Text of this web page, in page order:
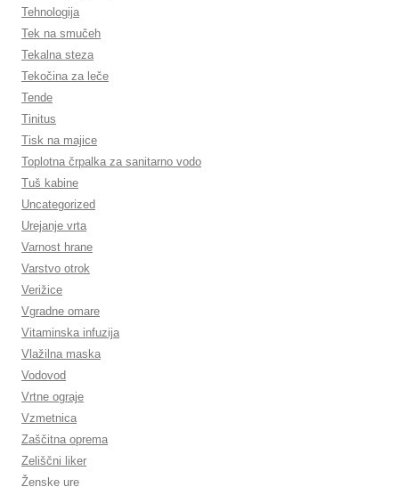
Tehnologija
Tek na smučeh
Tekalna steza
Tekočina za leče
Tende
Tinitus
Tisk na majice
Toplotna črpalka za sanitarno vodo
Tuš kabine
Uncategorized
Urejanje vrta
Varnost hrane
Varstvo otrok
Verižice
Vgradne omare
Vitaminska infuzija
Vlažilna maska
Vodovod
Vrtne ograje
Vzmetnica
Zaščitna oprema
Zeliščni liker
Ženske ure